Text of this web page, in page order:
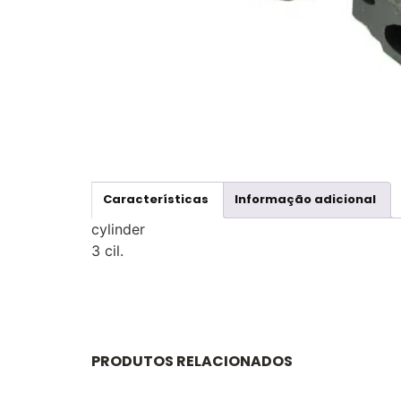
Características Informação adicional
cylinder
3 cil.
PRODUTOS RELACIONADOS